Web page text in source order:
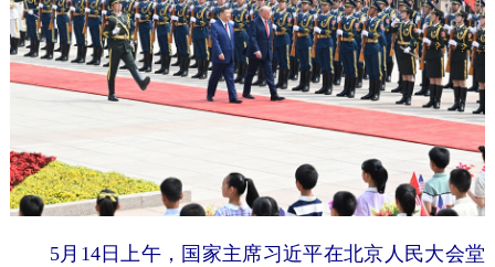
5月14日上午，国家主席习近平在北京人民大会堂